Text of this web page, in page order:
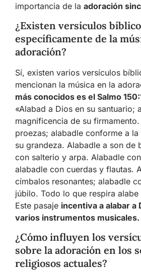
importancia de la adoración
¿Existen versículos
específicamente de la
adoración?
Sí, existen varios versículos
mencionan la música en la
más conocidos es el Salmo
«Alabad a Dios en su santuario;
magnificencia de su
proezas; alabadle conforme a
su grandeza. Alabadle a son de
con salterio y arpa. Alabadle
alabadle con cuerdas y flautas.
címbalos resonantes; alabadle
júbilo. Todo lo que respira alabe
Este pasaje incentiva a alabar a
varios instrumentos musicales.
¿Cómo influyen los
sobre la adoración en los
religiosos actuales?